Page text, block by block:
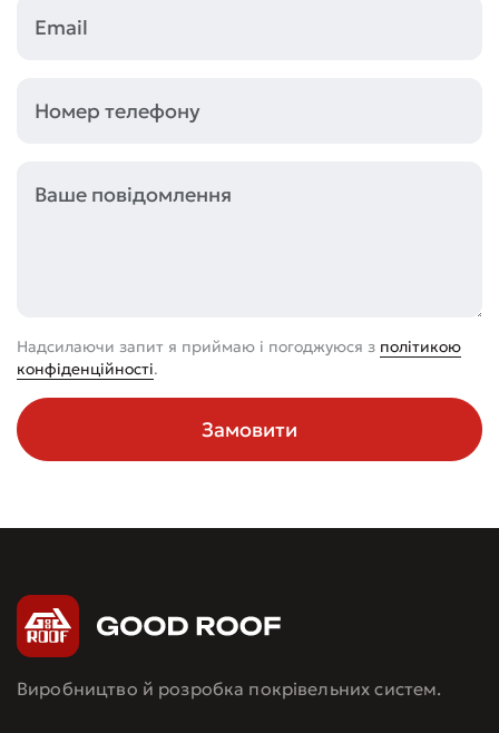
Надсилаючи запит я приймаю і погоджуюся з політикою
конфіденційності.
Замовити
Виробництво й розробка покрівельних систем.